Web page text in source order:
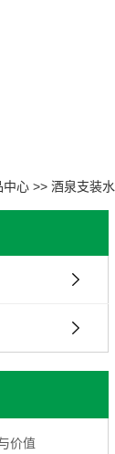
中心 >> 酒泉支装水
价值